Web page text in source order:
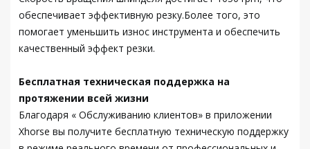
обеспечивает эффективную резку.Более того, это
помогает уменьшить износ инструмента и обеспечить
качественный эффект резки.
Бесплатная техническая поддержка на
протяжении всей жизни
Благодаря « Обслуживанию клиентов» в приложении
Xhorse вы получите бесплатную техническую поддержку